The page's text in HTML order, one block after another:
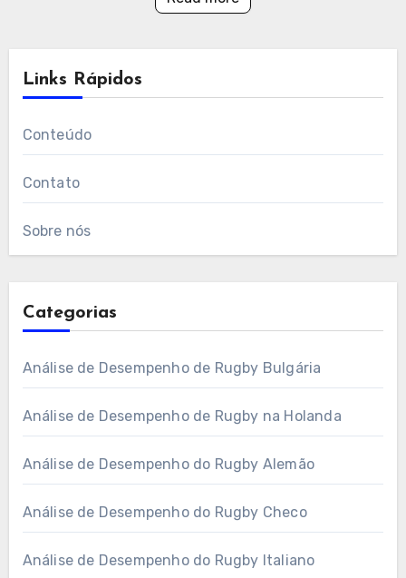
Links Rápidos
Conteúdo
Contato
Sobre nós
Categorias
Análise de Desempenho de Rugby Bulgária
Análise de Desempenho de Rugby na Holanda
Análise de Desempenho do Rugby Alemão
Análise de Desempenho do Rugby Checo
Análise de Desempenho do Rugby Italiano